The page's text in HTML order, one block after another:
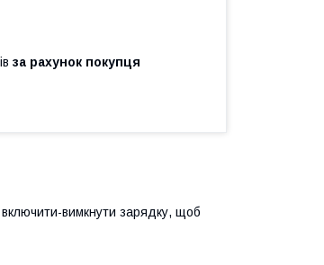
за рахунок покупця
вимкнути зарядку, щоб